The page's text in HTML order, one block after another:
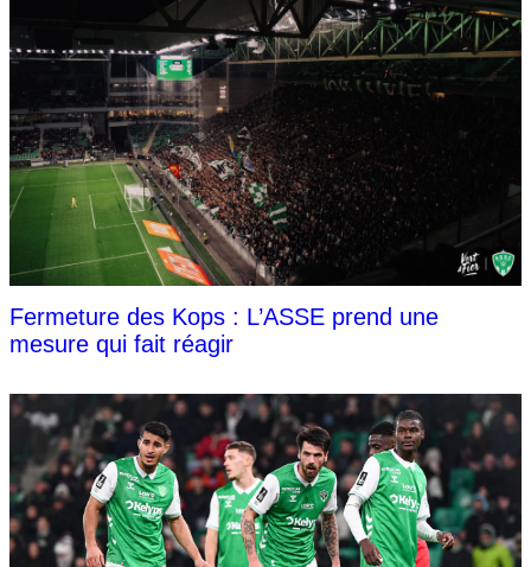
Fermeture des Kops : L’ASSE prend une
mesure qui fait réagir